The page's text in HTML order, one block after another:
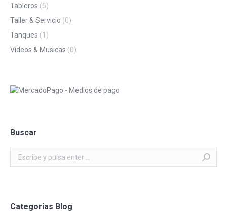
Tableros (5)
Taller & Servicio (0)
Tanques (1)
Videos & Musicas (0)
Buscar
Buscar:
Categorias Blog